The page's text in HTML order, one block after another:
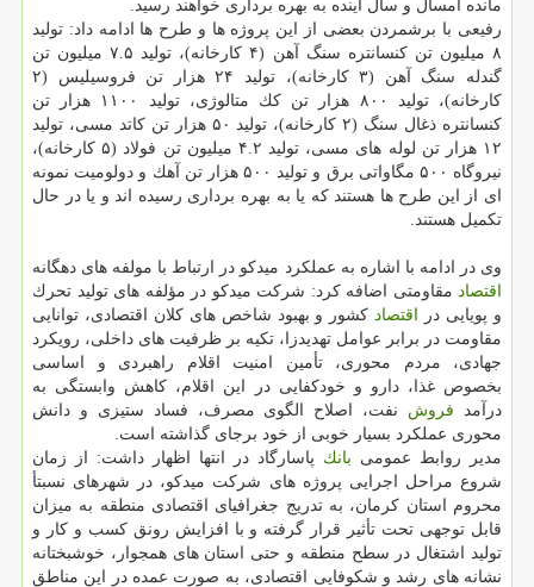
مانده امسال و سال آینده به بهره برداری خواهند رسید.
رفیعی با برشمردن بعضی از این پروژه ها و طرح ها ادامه داد: تولید
۸ میلیون تن كنسانتره سنگ آهن (۴ كارخانه)، تولید ۷.۵ میلیون تن
گندله سنگ آهن (۳ كارخانه)، تولید ۲۴ هزار تن فروسیلیس (۲
كارخانه)، تولید ۸۰۰ هزار تن كك متالوژی، تولید ۱۱۰۰ هزار تن
كنسانتره ذغال سنگ (۲ كارخانه)، تولید ۵۰ هزار تن كاتد مسی، تولید
۱۲ هزار تن لوله های مسی، تولید ۴.۲ میلیون تن فولاد (۵ كارخانه)،
نیروگاه ۵۰۰ مگاواتی برق و تولید ۵۰۰ هزار تن آهك و دولومیت نمونه
ای از این طرح ها هستند كه یا به بهره برداری رسیده اند و یا در حال
تكمیل هستند.
وی در ادامه با اشاره به عملكرد میدكو در ارتباط با مولفه های دهگانه
اقتصاد مقاومتی اضافه كرد: شركت میدكو در مؤلفه های تولید تحرك
و پویایی در اقتصاد كشور و بهبود شاخص های كلان اقتصادی، توانایی
مقاومت در برابر عوامل تهدیدزا، تكیه بر ظرفیت های داخلی، رویكرد
جهادی، مردم محوری، تأمین امنیت اقلام راهبردی و اساسی
بخصوص غذا، دارو و خودكفایی در این اقلام، كاهش وابستگی به
درآمد فروش نفت، اصلاح الگوی مصرف، فساد ستیزی و دانش
محوری عملكرد بسیار خوبی از خود برجای گذاشته است.
مدیر روابط عمومی بانك پاسارگاد در انتها اظهار داشت: از زمان
شروع مراحل اجرایی پروژه های شركت میدكو، در شهرهای نسبتأ
محروم استان كرمان، به تدریج جغرافیای اقتصادی منطقه به میزان
قابل توجهی تحت تأثیر قرار گرفته و با افزایش رونق كسب و كار و
تولید اشتغال در سطح منطقه و حتی استان های همجوار، خوشبختانه
نشانه های رشد و شكوفایی اقتصادی، به صورت عمده در این مناطق